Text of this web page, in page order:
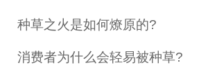
种草之火是如何燎原的?
消费者为什么会轻易被种草?